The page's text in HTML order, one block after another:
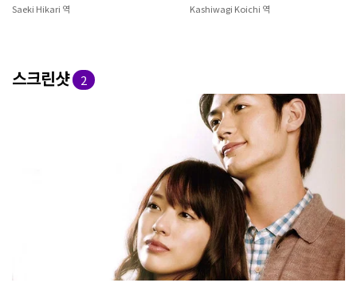
Saeki Hikari 역 Kashiwagi Koichi 역
스크린샷 2